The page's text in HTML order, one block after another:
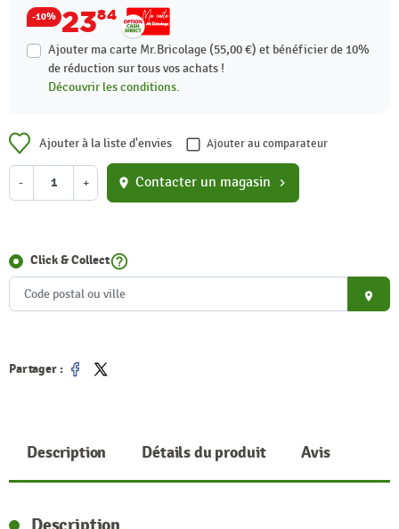
-10% 2384
Ajouter ma carte Mr.Bricolage (55,00 €) et bénéficier de 10%
de réduction sur tous vos achats !
Découvrir les conditions.
Ajouter à la liste d'envies Ajouter au comparateur
- + location_on Contacter un magasin chevron_right
Click & Collecthelp_outline
place
Partager :
Partager
Tweet
Description Détails du produit Avis